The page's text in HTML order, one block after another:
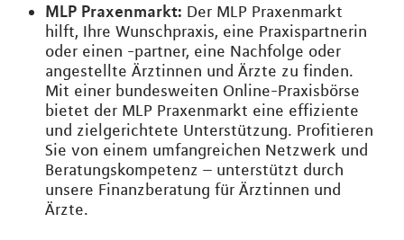
MLP Praxenmarkt: Der MLP Praxenmarkt
hilft, Ihre Wunschpraxis, eine Praxispartnerin
oder einen -partner, eine Nachfolge oder
angestellte Ärztinnen und Ärzte zu finden.
Mit einer bundesweiten Online-Praxisbörse
bietet der MLP Praxenmarkt eine effiziente
und zielgerichtete Unterstützung. Profitieren
Sie von einem umfangreichen Netzwerk und
Beratungskompetenz – unterstützt durch
unsere Finanzberatung für Ärztinnen und
Ärzte.